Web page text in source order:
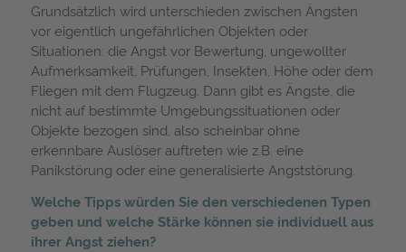
Grundsätzlich wird unterschieden zwischen Ängsten
vor eigentlich ungefährlichen Objekten oder
Situationen: die Angst vor Bewertung, ungewollter
Aufmerksamkeit, Prüfungen, Insekten, Höhe oder dem
Fliegen mit dem Flugzeug. Dann gibt es Ängste, die
nicht auf bestimmte Umgebungssituationen oder
Objekte bezogen sind, also scheinbar ohne
erkennbare Auslöser auftreten wie z.B. eine
Panikstörung oder eine generalisierte Angststörung.
Welche Tipps würden Sie den verschiedenen Typen
geben und welche Stärke können sie individuell aus
ihrer Angst ziehen?